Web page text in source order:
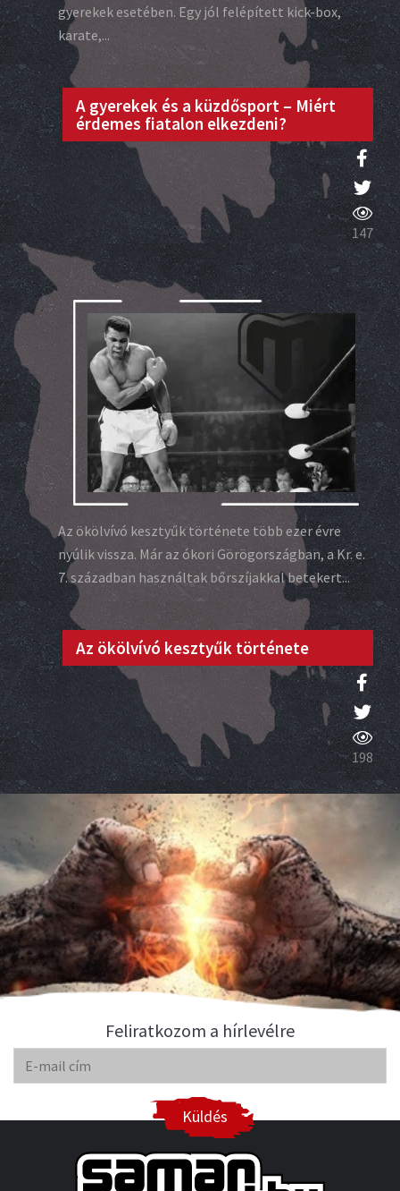
gyerekek esetében. Egy jól felépített kick-box,
karate,...
A gyerekek és a küzdősport – Miért
érdemes fiatalon elkezdeni?
147
Az ökölvívó kesztyűk története több ezer évre
nyúlik vissza. Már az ókori Görögországban, a Kr. e.
7. században használtak bőrszíjakkal betekert...
Az ökölvívó kesztyűk története
198
Feliratkozom a hírlevélre
Küldés